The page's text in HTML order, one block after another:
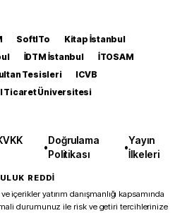
SoftITo
Kitap İstanbul
İDTM İstanbul
İTOSAM
Tesisleri
ICVB
Ticaret Üniversitesi
•
Doğrulama
Politikası
•
Yayın
İlkeleri
REDDİ
içerikler yatırım danışmanlığı kapsamında
mali durumunuz ile risk ve getiri tercihlerinize